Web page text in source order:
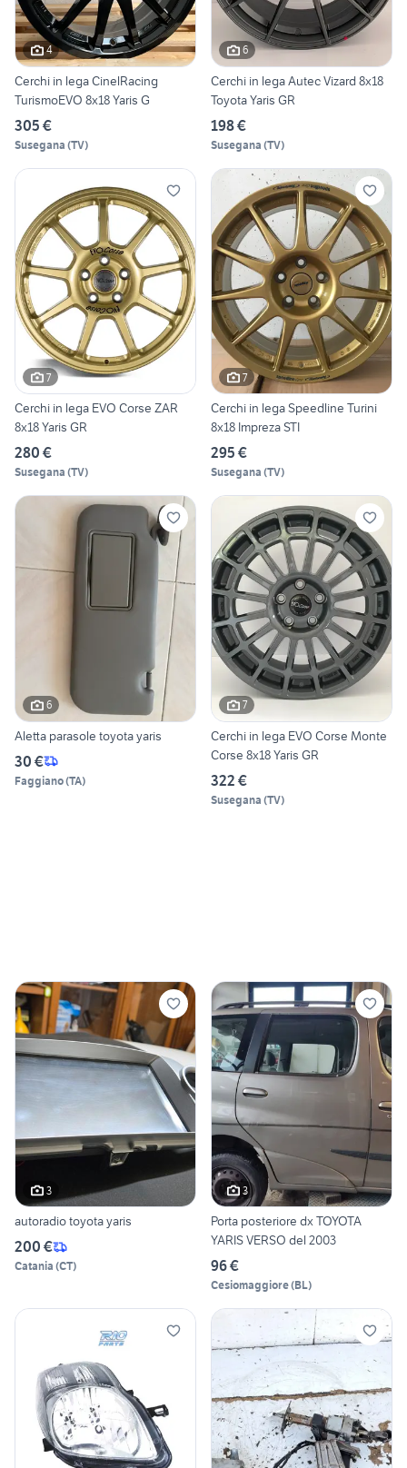
4
Cerchi in lega CinelRacing
TurismoEVO 8x18 Yaris G
305 €
Susegana (TV)
6
Cerchi in lega Autec Vizard 8x18
Toyota Yaris GR
198 €
Susegana (TV)
7
Cerchi in lega EVO Corse ZAR
8x18 Yaris GR
280 €
Susegana (TV)
7
Cerchi in lega Speedline Turini
8x18 Impreza STI
295 €
Susegana (TV)
6
Aletta parasole toyota yaris
30 €
Faggiano(TA)
7
Cerchi in lega EVO Corse Monte
Corse 8x18 Yaris GR
322 €
Susegana (TV)
3
autoradio toyota yaris
200 €
Catania (CT)
3
Porta posteriore dx TOYOTA
YARIS VERSO del 2003
96 €
Cesiomaggiore(BL)